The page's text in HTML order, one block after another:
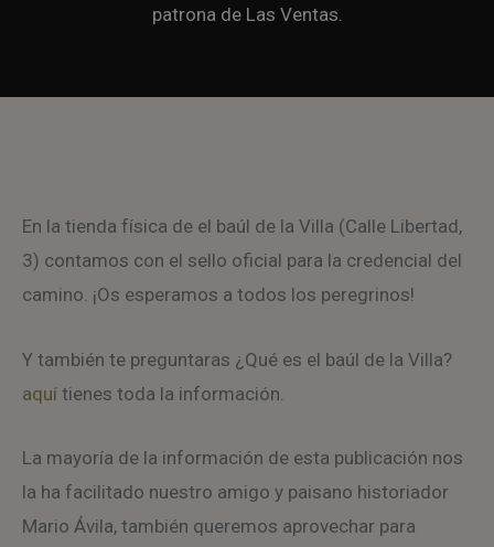
patrona de Las Ventas.
En la tienda física de el baúl de la Villa (Calle Libertad,
3) contamos con el sello oficial para la credencial del
camino. ¡Os esperamos a todos los peregrinos!
Y también te preguntaras ¿Qué es el baúl de la Villa?
aquí tienes toda la información.
La mayoría de la información de esta publicación nos
la ha facilitado nuestro amigo y paisano historiador
Mario Ávila, también queremos aprovechar para